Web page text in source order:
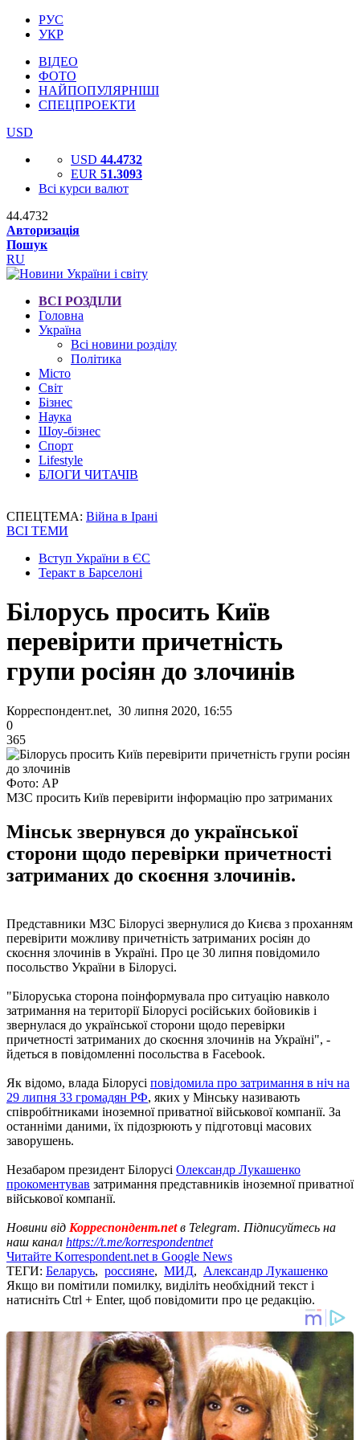
РУС
УКР
ВІДЕО
ФОТО
НАЙПОПУЛЯРНІШІ
СПЕЦПРОЕКТИ
USD
USD 44.4732
EUR 51.3093
Всі курси валют
44.4732
Авторизація
Пошук
RU
ВСІ РОЗДІЛИ
Головна
Україна
Всі новини розділу
Політика
Місто
Світ
Бізнес
Наука
Шоу-бізнес
Спорт
Lifestyle
БЛОГИ ЧИТАЧІВ
СПЕЦТЕМА: Війна в Ірані
ВСІ ТЕМИ
Вступ України в ЄС
Теракт в Барселоні
Білорусь просить Київ
перевірити причетність
групи росіян до злочинів
Корреспондент.net, 30 липня 2020, 16:55
0
365
Фото: АР
МЗС просить Київ перевірити інформацію про затриманих
Мінськ звернувся до української
сторони щодо перевірки причетності
затриманих до скоєння злочинів.
Представники МЗС Білорусі звернулися до Києва з проханням
перевірити можливу причетність затриманих росіян до
скоєння злочинів в Україні. Про це 30 липня повідомило
посольство України в Білорусі.
"Білоруська сторона поінформувала про ситуацію навколо
затримання на території Білорусі російських бойовиків і
звернулася до української сторони щодо перевірки
причетності затриманих до скоєння злочинів на Україні", -
йдеться в повідомленні посольства в Facebook.
Як відомо, влада Білорусі повідомила про затримання в ніч на
29 липня 33 громадян РФ, яких у Мінську називають
співробітниками іноземної приватної військової компанії. За
останніми даними, їх підозрюють у підготовці масових
заворушень.
Незабаром президент Білорусі Олександр Лукашенко
прокоментував затримання представників іноземної приватної
військової компанії.
Новини від Корреспондент.netв Telegram. Підписуйтесь на
наш канал https://t.me/korrespondentnet
Читайте Korrespondent.net в Google News
ТЕГИ: Беларусь, россияне, МИД, Александр Лукашенко
Якщо ви помітили помилку, виділіть необхідний текст і
натисніть Ctrl + Enter, щоб повідомити про це редакцію.